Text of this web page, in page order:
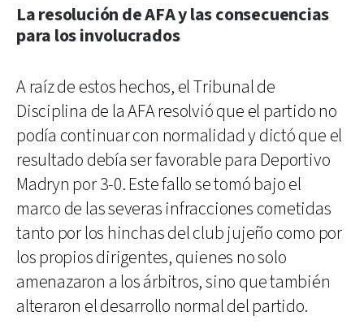
La resolución de AFA y las consecuencias
para los involucrados
A raíz de estos hechos, el Tribunal de
Disciplina de la AFA resolvió que el partido no
podía continuar con normalidad y dictó que el
resultado debía ser favorable para Deportivo
Madryn por 3-0. Este fallo se tomó bajo el
marco de las severas infracciones cometidas
tanto por los hinchas del club jujeño como por
los propios dirigentes, quienes no solo
amenazaron a los árbitros, sino que también
alteraron el desarrollo normal del partido.